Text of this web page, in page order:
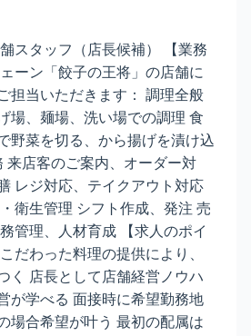
スタッフ（店長候補） 【業務
ーン「餃子の王将」の店舗に
担当いただきます： 調理全般
場、麺場、洗い場での調理 食
野菜を切る、から揚げを漬け込
来店客のご案内、オーダー対
レジ対応、テイクアウト対応
衛生管理 シフト作成、発注 売
管理、人材育成 【求人のポイ
だわった料理の提供により、
く 店長として店舗経営ノウハ
が学べる 面接時に希望勤務地
場合希望が叶う 最初の配属は